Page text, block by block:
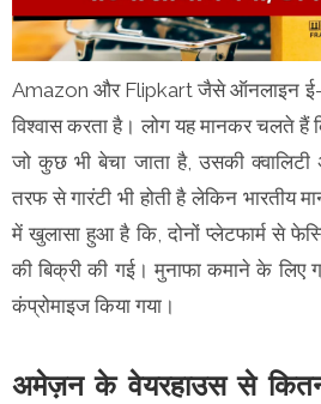
Amazon और Flipkart जैसे ऑनलाइन ई-
विश्वास करता है। लोग यह मानकर चलते हैं
जो कुछ भी बेचा जाता है, उसकी
तरफ से गारंटी भी होती है लेकिन भारतीय
में खुलासा हुआ है कि, दोनों प्लेटफार्म से
की बिक्री की गई। मुनाफा कमाने के लिए
कंप्रोमाइज किया गया।
अमेज़न के वेयरहाउस से